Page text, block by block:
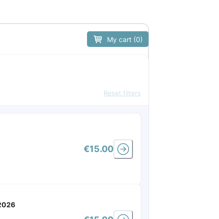
My cart (0)
Reset filters
€15.00